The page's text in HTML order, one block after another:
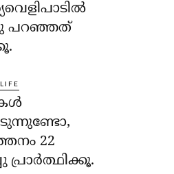
പറഞ്ഞത്
22
പ്രാര്‍ത്ഥിക്കൂ.